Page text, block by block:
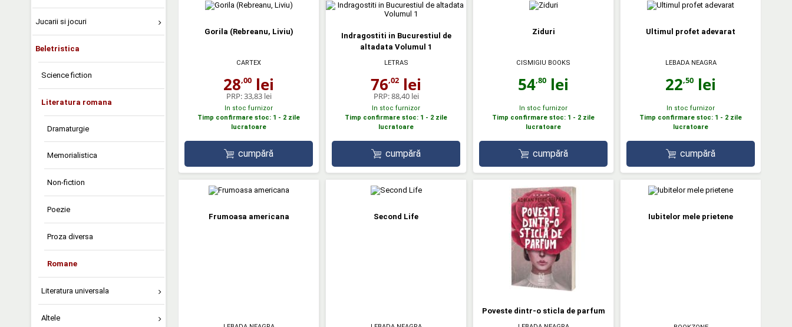
Jucarii si jocuri
Beletristica
Science fiction
Literatura romana
Dramaturgie
Memorialistica
Non-fiction
Poezie
Proza diversa
Romane
Literatura universala
Altele
Gorila (Rebreanu, Liviu)
CARTEX
28,00 lei
PRP:33,83 lei
In stoc furnizor
Timp confirmare stoc: 1 - 2 zile
lucratoare
cumpără
Indragostiti in Bucurestiul de
altadata Volumul 1
LETRAS
76,02 lei
PRP:88,40 lei
In stoc furnizor
Timp confirmare stoc: 1 - 2 zile
lucratoare
cumpără
Ziduri
CISMIGIU BOOKS
54,80 lei
In stoc furnizor
Timp confirmare stoc: 1 - 2 zile
lucratoare
cumpără
Ultimul profet adevarat
LEBADA NEAGRA
22,50 lei
In stoc furnizor
Timp confirmare stoc: 1 - 2 zile
lucratoare
cumpără
Frumoasa americana Second Life
Poveste dintr-o sticla de parfum
Iubitelor mele prietene